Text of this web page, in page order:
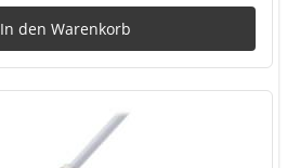
In den Warenkorb